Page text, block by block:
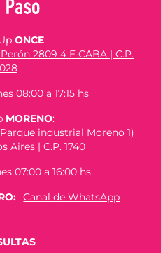
ONCE:
2809 4 E CABA | C.P.
08:00 a 17:15 hs
MORENO:
industrial Moreno 1)
Aires | C.P. 1740
07:00 a 16:00 hs
Canal de WhatsApp